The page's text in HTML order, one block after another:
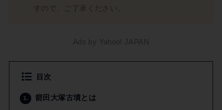
すので、ご了承ください。
Ads by Yahoo! JAPAN
目次
1. 箭田大塚古墳とは